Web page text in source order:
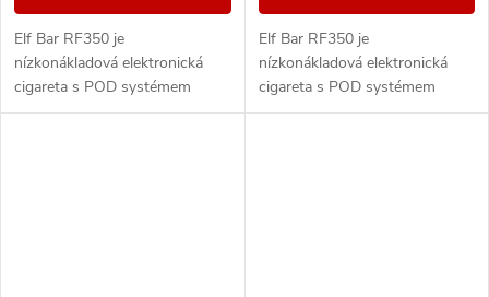
Elf Bar RF350 je
nízkonákladová elektronická
cigareta s POD systémem
vážící pouhých 20g a
Elf Bar RF350 je
nízkonákladová elektronická
cigareta s POD systémem
vážící pouhých 20g a